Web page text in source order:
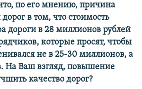
по его мнению, причина
в том, что стоимость
дороги в 28 миллионов рублей
которые просят, чтобы
не в 25-30 миллионов, а
На Ваш взгляд, повышение
качество дорог?